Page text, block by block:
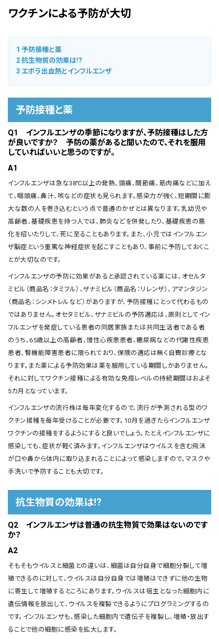
ワクチンによる予防が大切
1 予防接種と薬
2抗生物質の効果は!?
3 エボラ出血熱とインフルエンザ
予防接種と薬
Q1 インフルエンザの季節になりますが、予防接種はした方
が良いですか？ 予防の薬があると聞いたので、それを服用
していればいいと思うのですが。
A1
インフルエンザは急な38℃以上の発熱、頭痛、関節痛、筋肉痛などに加え
て、咽頭痛、鼻汁、咳などの症状も見られます。感染力が強く、短期間に膨
大な数の人を巻き込むという点で普通のかぜとは異なります。乳幼児や
高齢者、基礎疾患を持つ人では、肺炎などを併発したり、基礎疾患の悪
化を招いたりして、死に至ることもあります。また、小児ではインフルエン
ザ脳症という重篤な神経症状を起こすこともあり、事前に予防しておくこ
とが大切なのです。
インフルエンザの予防に効果があると承認されている薬には、オセルタ
ミビル（商品名：タミフル）、ザナミビル（商品名：リレンザ）、アマンタジン
（商品名：シンメトレルなど）がありますが、予防接種にとって代わるもの
ではありません。オセタミビル、ザナミビルの予防適応は、原則としてイン
フルエンザを発症している患者の同居家族または共同生活者である者
のうち、65歳以上の高齢者、慢性心疾患患者、糖尿病などの代謝性疾患
患者、腎機能障害患者に限られており、保険の適応は無く自費診療とな
ります。また薬による予防効果は薬を服用している期間しかありません。
それに対してワクチン接種による有効な免疫レベルの持続期間はおよそ
5カ月となっています。
インフルエンザの流行株は毎年変化するので、流行が予測される型のワ
クチン接種を毎年受けることが必要です。10月を過ぎたらインフルエンザ
ワクチンの接種をするようにすると良いでしょう。たとえインフルエンザに
感染しても、症状が軽く済みます。インフルエンザはウイルスを含む飛沫
が口や鼻から体内に取り込まれることによって感染しますので、マスクや
手洗いで予防することも大切です。
抗生物質の効果は!?
Q2 インフルエンザは普通の抗生物質で効果はないのです
か？
A2
そもそもウイルスと細菌との違いは、細菌は自分自身で細胞分裂して増
殖できるのに対して、ウイルスは自分自身では増殖はできずに他の生物
に寄生して増殖するところにあります。ウイルスは宿主となった細胞内に
遺伝情報を放出して、ウイルスを複製できるようにプログラミングするの
です。インフルエンザも、感染した細胞内で遺伝子を複製し、増殖・放出す
ることで他の細胞に感染を拡大します。